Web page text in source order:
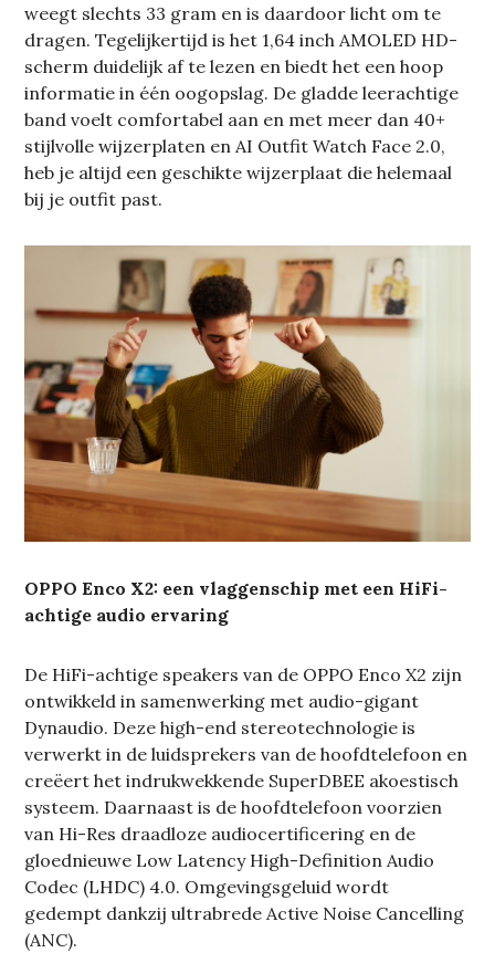
weegt slechts 33 gram en is daardoor licht om te
dragen. Tegelijkertijd is het 1,64 inch AMOLED HD-
scherm duidelijk af te lezen en biedt het een hoop
informatie in één oogopslag. De gladde leerachtige
band voelt comfortabel aan en met meer dan 40+
stijlvolle wijzerplaten en AI Outfit Watch Face 2.0,
heb je altijd een geschikte wijzerplaat die helemaal
bij je outfit past.
OPPO Enco X2: een vlaggenschip met een HiFi-
achtige audio ervaring
De HiFi-achtige speakers van de OPPO Enco X2 zijn
ontwikkeld in samenwerking met audio-gigant
Dynaudio. Deze high-end stereotechnologie is
verwerkt in de luidsprekers van de hoofdtelefoon en
creëert het indrukwekkende SuperDBEE akoestisch
systeem. Daarnaast is de hoofdtelefoon voorzien
van Hi-Res draadloze audiocertificering en de
gloednieuwe Low Latency High-Definition Audio
Codec (LHDC) 4.0. Omgevingsgeluid wordt
gedempt dankzij ultrabrede Active Noise Cancelling
(ANC).